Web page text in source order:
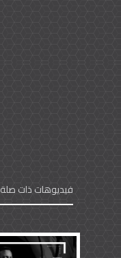
فيديوهات ذات صلة